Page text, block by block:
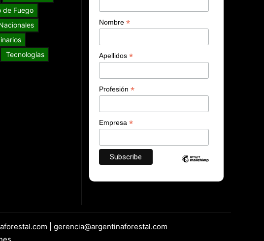
de Fuego
Tecnologías
Nombre*
Apellidos*
Profesión*
Empresa*
| gerencia@argentinaforestal.com